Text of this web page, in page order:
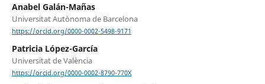
Anabel Galán-Mañas
Universitat Autònoma de Barcelona
https://orcid.org/0000-0002-5498-9171
Patricia López-García
Universitat de València
https://orcid.org/0000-0002-8790-770X